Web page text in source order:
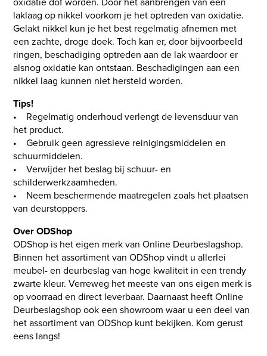
laklaag op nikkel voorkom je het optreden van oxidatie.
Gelakt nikkel kun je het best regelmatig afnemen met
een zachte, droge doek. Toch kan er, door bijvoorbeeld
ringen, beschadiging optreden aan de lak waardoor er
alsnog oxidatie kan ontstaan. Beschadigingen aan een
nikkel laag kunnen niet hersteld worden.
Tips!
• Regelmatig onderhoud verlengt de levensduur van
het product.
• Gebruik geen agressieve reinigingsmiddelen en
schuurmiddelen.
• Verwijder het beslag bij schuur- en
schilderwerkzaamheden.
• Neem beschermende maatregelen zoals het plaatsen
van deurstoppers.
Over ODShop
ODShop is het eigen merk van Online Deurbeslagshop.
Binnen het assortiment van ODShop vindt u allerlei
meubel- en deurbeslag van hoge kwaliteit in een trendy
zwarte kleur. Verreweg het meeste van ons eigen merk is
op voorraad en direct leverbaar. Daarnaast heeft Online
Deurbeslagshop ook een showroom waar u een deel van
het assortiment van ODShop kunt bekijken. Kom gerust
eens langs!